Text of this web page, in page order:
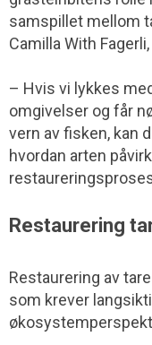
samspillet mellom
Camilla With
– Hvis vi lykkes
omgivelser og får
vern av fisken, kan
hvordan arten
Restaurering
Restaurering av
som krever